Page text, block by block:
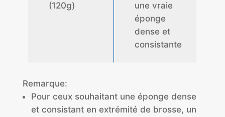
(120g)
une vraie
éponge
dense et
consistante
Remarque:
Pour ceux souhaitant une éponge dense
et consistant en extrémité de brosse, un